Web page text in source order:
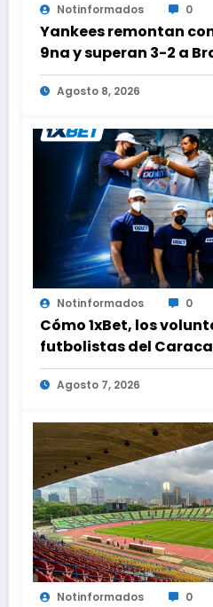
Notinformados 0
Yankees remontan
9na y superan 3-2 a
innings tras larga
Agosto 8, 2026
Notinformados 0
Cómo 1xBet, los
futbolistas del
juntaron fuerzas para
familias de Venezuela
Agosto 7, 2026
Notinformados 0